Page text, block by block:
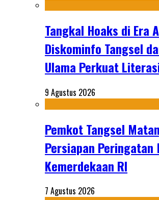
Tangkal Hoaks di Era
Diskominfo Tangsel
Ulama Perkuat
9 Agustus 2026
Pemkot Tangsel
Persiapan Peringatan
Kemerdekaan RI
7 Agustus 2026